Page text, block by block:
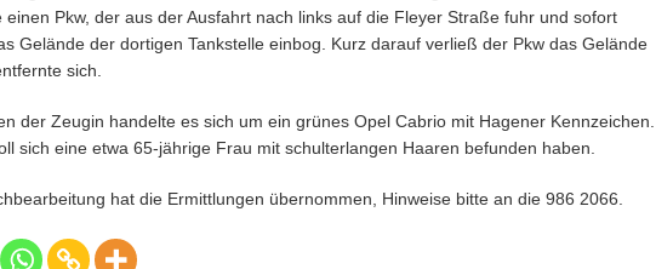
einen Pkw, der aus der Ausfahrt nach links auf die Fleyer Straße fuhr und sofort
Gelände der dortigen Tankstelle einbog. Kurz darauf verließ der Pkw das Gelände
sich.
der Zeugin handelte es sich um ein grünes Opel Cabrio mit Hagener Kennzeichen.
sich eine etwa 65-jährige Frau mit schulterlangen Haaren befunden haben.
hat die Ermittlungen übernommen, Hinweise bitte an die 986 2066.